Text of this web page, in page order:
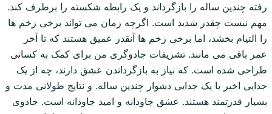
رفته چندین ساله را بازگرداند و یک رابطه شکسته را برطرف کند.
مهم نیست چقدر شدید است. اگرچه زمان می تواند برخی زخم ها
را التیام بخشد، اما برخی زخم ها آنقدر عمیق هستند که تا آخر
عمر باقی می مانند. تشریفات جادوگری من برای کمک به کسانی
طراحی شده است. که نیاز به بازگرداندن عشق دارند، چه از یک
جدایی اخیر یا یک جدایی دشوار چندین ساله. و نتایج طولانی مدت و
بسیار قدرتمند هستند. عشق جاودانه و امید جاودانه است. جادوی